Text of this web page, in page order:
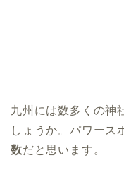
九州には数多くの神
しょうか。パワース
数だと思います。